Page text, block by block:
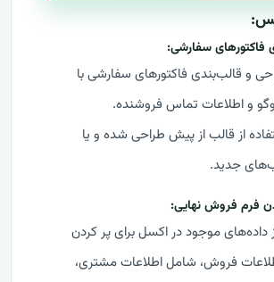
فاکتورهای سفارشی:
و قالب‌بندی فاکتورهای سفارشی با
و اطلاعات تماس فروشنده.
از قالب‌ از پیش طراحی شده و یا
جدید.
فرم فروش نهایی:
داده‌های موجود در اکسل برای پر کردن
فروش، شامل اطلاعات مشتری،